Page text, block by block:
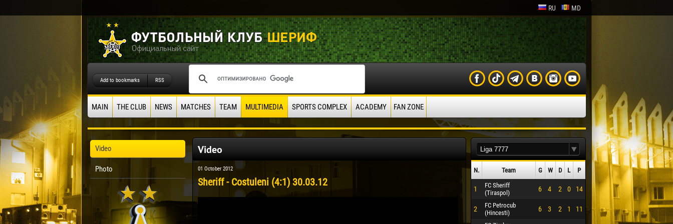
RU MD
Add to bookmarks RSS
MAIN THE CLUB NEWS MATCHES TEAM MULTIMEDIA SPORTS COMPLEX ACADEMY FAN ZONE
Video
Photo
Video
01 October 2012
Sheriff - Costuleni (4:1) 30.03.12
N. Team G W D L P
1
FC Sheriff
(Tiraspol)
6 4 2 0 14
2
FC Petrocub
(Hincesti)
6 3 2 1 11